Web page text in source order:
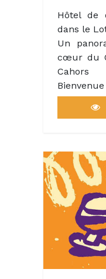
état,
vous
au mieux
Hôtel de
dans le
Un
cœur du
Cahors
Maryan
de Saint-
entourée
d'une
Causse,
hôtes
et
Vous